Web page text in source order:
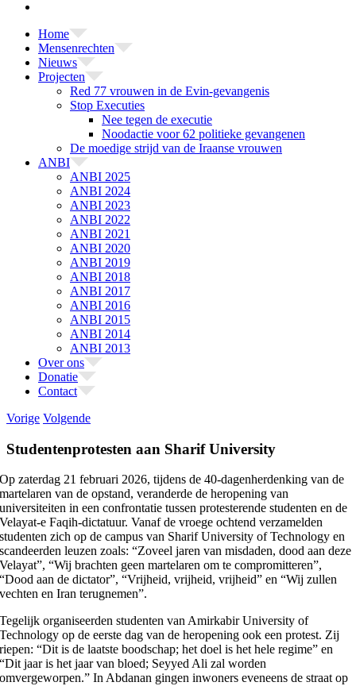
Home
Mensenrechten
Nieuws
Projecten
Red 77 vrouwen in de Evin-gevangenis
Stop Executies
Nee tegen de executie
Noodactie voor 62 politieke gevangenen
De moedige strijd van de Iraanse vrouwen
ANBI
ANBI 2025
ANBI 2024
ANBI 2023
ANBI 2022
ANBI 2021
ANBI 2020
ANBI 2019
ANBI 2018
ANBI 2017
ANBI 2016
ANBI 2015
ANBI 2014
ANBI 2013
Over ons
Donatie
Contact
Vorige Volgende
Studentenprotesten aan Sharif University
Op zaterdag 21 februari 2026, tijdens de 40-dagenherdenking van de
martelaren van de opstand, veranderde de heropening van
universiteiten in een confrontatie tussen protesterende studenten en de
Velayat-e Faqih-dictatuur. Vanaf de vroege ochtend verzamelden
studenten zich op de campus van Sharif University of Technology en
scandeerden leuzen zoals: “Zoveel jaren van misdaden, dood aan deze
Velayat”, “Wij brachten geen martelaren om te compromitteren”,
“Dood aan de dictator”, “Vrijheid, vrijheid, vrijheid” en “Wij zullen
vechten en Iran terugnemen”.
Tegelijk organiseerden studenten van Amirkabir University of
Technology op de eerste dag van de heropening ook een protest. Zij
riepen: “Dit is de laatste boodschap; het doel is het hele regime” en
“Dit jaar is het jaar van bloed; Seyyed Ali zal worden
omvergeworpen.” In Abdanan gingen inwoners eveneens de straat op